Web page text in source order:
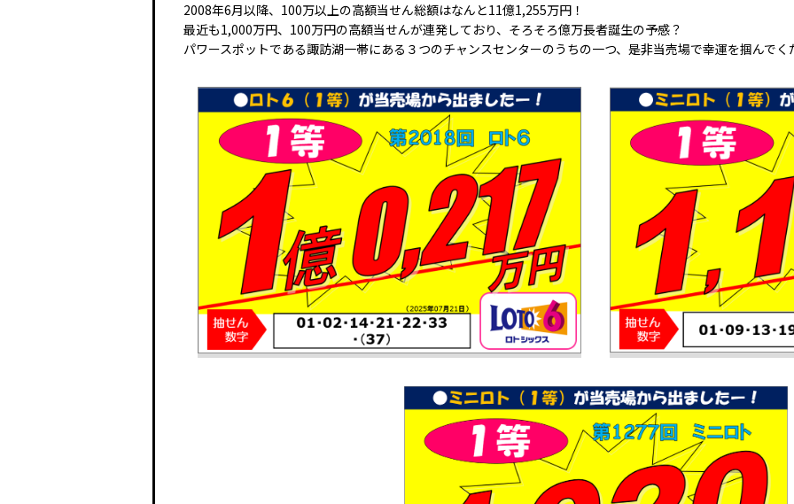
2008年6月以降、100万以上の高額当せん総額はなんと11億1,255万円！
最近も1,000万円、100万円の高額当せんが連発しており、そろそろ億万長者誕生の予感？
パワースポットである諏訪湖一帯にある３つのチャンスセンターのうちの一つ、是非当売場で幸運を掴んでく